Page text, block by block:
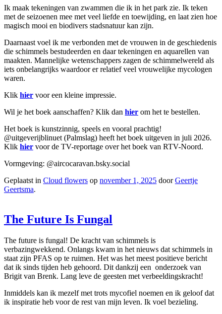
Ik maak tekeningen van zwammen die ik in het park zie. Ik teken
met de seizoenen mee met veel liefde en toewijding, en laat zien hoe
magisch mooi en biodivers stadsnatuur kan zijn.
Daarnaast voel ik me verbonden met de vrouwen in de geschiedenis
die schimmels bestudeerden en daar tekeningen en aquarellen van
maakten. Mannelijke wetenschappers zagen de schimmelwereld als
iets onbelangrijks waardoor er relatief veel vrouwelijke mycologen
waren.
Klik hier voor een kleine impressie.
Wil je het boek aanschaffen? Klik dan hier om het te bestellen.
Het boek is kunstzinnig, speels en vooral prachtig!
@uitgeverijblinuet (Palmslag) heeft het boek uitgeven in juli 2026.
Klik hier voor de TV-reportage over het boek van RTV-Noord.
Vormgeving: @aircocaravan.bsky.social
Geplaatst in Cloud flowers op november 1, 2025 doorGeertje
Geertsma.
The Future Is Fungal
The future is fungal! De kracht van schimmels is
verbazingwekkend. Onlangs kwam in het nieuws dat schimmels in
staat zijn PFAS op te ruimen. Het was het meest positieve bericht
dat ik sinds tijden heb gehoord. Dit dankzij een onderzoek van
Brigit van Brenk. Lang leve de geesten met verbeeldingskracht!
Inmiddels kan ik mezelf met trots mycofiel noemen en ik geloof dat
ik inspiratie heb voor de rest van mijn leven. Ik voel bezieling.